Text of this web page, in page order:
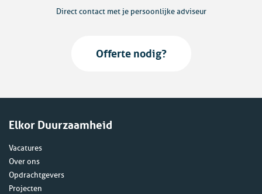
Direct contact met je persoonlijke adviseur
Offerte nodig?
Elkor Duurzaamheid
Vacatures
Over ons
Opdrachtgevers
Projecten